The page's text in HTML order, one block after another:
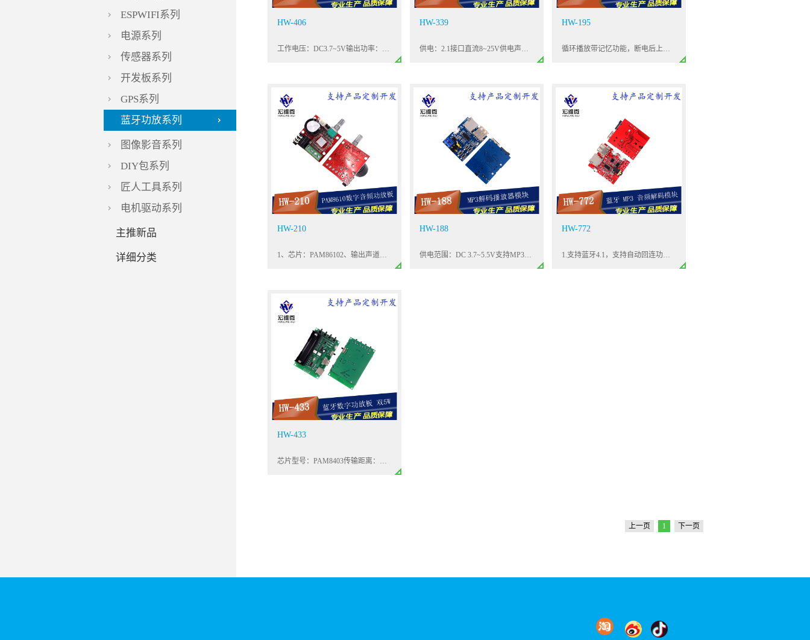
ESPWIFI系列
电源系列
传感器系列
开发板系列
GPS系列
蓝牙功放系列
图像影音系列
DIY包系列
匠人工具系列
电机驱动系列
主推新品
详细分类
HW-406
工作电压：DC3.7~5V输出功率：5W*2输出负载：4Ω5W喇叭产品尺寸：45*20*5mm
HW-339
供电：2.1接口直流8~25V供电声道：2*50w 双声道（立体声）音源输入：蓝牙连接立体声输入,采用CSR8633 蓝牙芯片，Bluetooth V4.0输出阻抗：8欧姆（可以驱动4,6,8,16欧姆阻抗音箱）输出功率：加入前级NE5532 输出功率足
HW-195
循环播放带记忆功能，断电后上电继续从上次播放的曲目重新播放。播放带LED指示灯显示。
HW-210
1、芯片：PAM86102、输出声道：双声道3、输入电压：DC8-12V4、输出功率：2*10W/2*15W5、喇叭阻抗：4-8Ω6、使用D类PAM8610功放芯片，可以带动两个10W喇叭或在散热的情况下带动两个15W喇叭7、带有标准3.5mm立体声音输入接口
HW-188
供电范围：DC 3.7~5.5V支持MP3格式，上电自动播放，播放状态时红色LED指示灯闪烁。
HW-772
1.支持蓝牙4.1，支持自动回连功能，支持WAV+APE+FLAC+MP32.无损解码，立体音输出，板载两个立体声3W 功放可驱动两个3W 喇叭3.标准3.5mm耳机接口可外接耳机
HW-433
芯片型号：PAM8403传输距离：最大20米(无阻挡)供电电压：5V(Micro输入)声道数量：2个最大功率：5W+5W
上一页 1 下一页